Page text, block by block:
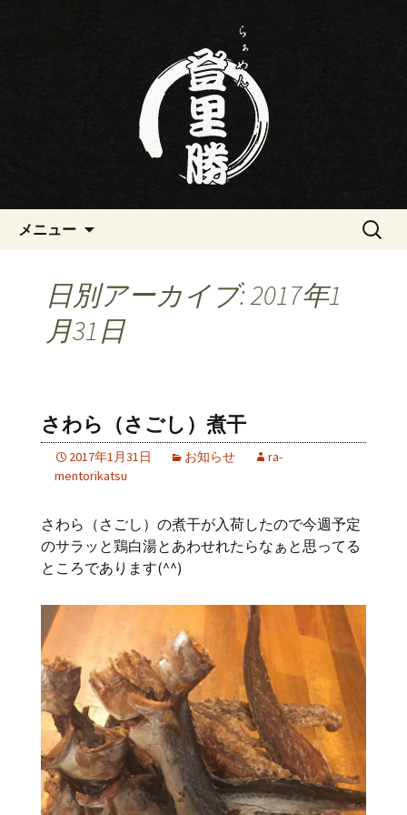
三重・桑名の寿司・ラーメン屋
らぁめん登里勝(とりかつ)のブ
ん登里勝(とりかつ)のブログです
メニュー
検
日別アーカイブ: 2017年1
月31日
さわら（さごし）煮干
2017年1月31日 お知らせ
ra-
mentorikatsu
さわら（さごし）の煮干が入荷したので今週予定
のサラッと鶏白湯とあわせれたらなぁと思ってる
ところであります(^^)